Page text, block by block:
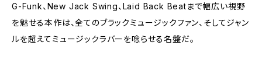
G-Funk、New Jack Swing、Laid Back Beatまで幅広い視野
を魅せる本作は、全てのブラックミュージックファン、そしてジャン
ルを超えてミュージックラバーを唸らせる名盤だ。